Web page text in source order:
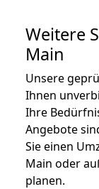
Weitere
Main
Unsere
Ihnen
Ihre
Angebote
Sie einen
Main oder
planen.